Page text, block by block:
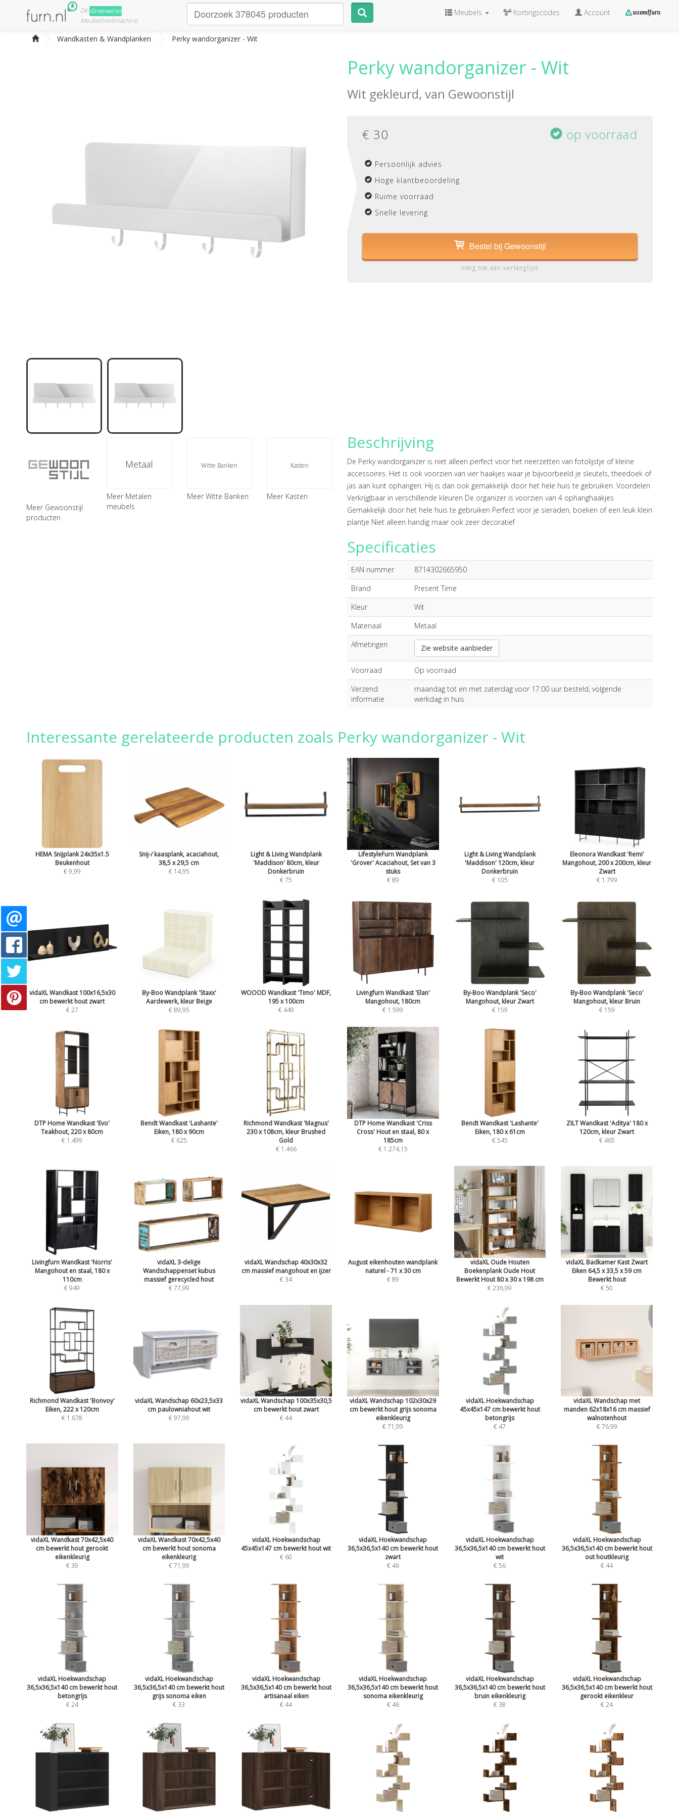
De Groene(re)
Meubelzoekmachine
Meubels Kortingscodes Account
Wandkasten & Wandplanken Perky wandorganizer - Wit
Perky wandorganizer - Wit
Wit gekleurd, van Gewoonstijl
€ 30 op voorraad
Persoonlijk advies
Hoge klantbeoordeling
Ruime voorraad
Snelle levering
Bestel bij Gewoonstijl
voeg toe aan verlanglijst
Meer Gewoonstijl
producten
Metaal
Meer Metalen
meubels
Witte Banken
Meer Witte Banken
Kasten
Meer Kasten
Beschrijving
De Perky wandorganizer is niet alleen perfect voor het neerzetten van fotolijstje of kleine
accessoires. Het is ook voorzien van vier haakjes waar je bijvoorbeeld je sleutels, theedoek of
jas aan kunt ophangen. Hij is dan ook gemakkelijk door het hele huis te gebruiken. Voordelen
Verkrijgbaar in verschillende kleuren De organizer is voorzien van 4 ophanghaakjes
Gemakkelijk door het hele huis te gebruiken Perfect voor je sieraden, boeken of een leuk klein
plantje Niet alleen handig maar ook zeer decoratief
Specificaties
EAN nummer
8714302665950
Brand
Present Time
Kleur
Wit
Materiaal
Metaal
Afmetingen
Zie website aanbieder
Voorraad
Op voorraad
Verzend
informatie
maandag tot en met zaterdag voor 17:00 uur besteld, volgende
werkdag in huis
Interessante gerelateerde producten zoals Perky wandorganizer - Wit
HEMA Snijplank 24x35x1.5
Beukenhout
€ 9,99
Snij-/ kaasplank, acaciahout,
38,5 x 29,5 cm
€ 14,95
Light & Living Wandplank
'Maddison' 80cm, kleur
Donkerbruin
€ 75
LifestyleFurn Wandplank
'Grover' Acaciahout, Set van 3
stuks
€ 89
Light & Living Wandplank
'Maddison' 120cm, kleur
Donkerbruin
€ 105
Eleonora Wandkast 'Remi'
Mangohout, 200 x 200cm, kleur
Zwart
€ 1.799
vidaXL Wandkast 100x16,5x30
cm bewerkt hout zwart
€ 27
By-Boo Wandplank 'Staxx'
Aardewerk, kleur Beige
€ 89,95
WOOOD Wandkast 'Timo' MDF,
195 x 100cm
€ 449
Livingfurn Wandkast 'Elan'
Mangohout, 180cm
€ 1.599
By-Boo Wandplank 'Seco'
Mangohout, kleur Zwart
€ 159
By-Boo Wandplank 'Seco'
Mangohout, kleur Bruin
€ 159
DTP Home Wandkast 'Evo'
Teakhout, 220 x 80cm
€ 1.499
Bendt Wandkast 'Lashante'
Eiken, 180 x 90cm
€ 625
Richmond Wandkast 'Magnus'
230 x 108cm, kleur Brushed
Gold
€ 1.466
DTP Home Wandkast 'Criss
Cross' Hout en staal, 80 x
185cm
€ 1.274,15
Bendt Wandkast 'Lashante'
Eiken, 180 x 61cm
€ 545
ZILT Wandkast 'Aditya' 180 x
120cm, kleur Zwart
€ 465
Livingfurn Wandkast 'Norris'
Mangohout en staal, 180 x
110cm
€ 949
vidaXL 3-delige
Wandschappenset kubus
massief gerecycled hout
€ 77,99
vidaXL Wandschap 40x30x32
cm massief mangohout en ijzer
€ 34
August eikenhouten wandplank
naturel - 71 x 30 cm
€ 89
vidaXL Oude Houten
Boekenplank Oude Hout
Bewerkt Hout 80 x 30 x 198 cm
€ 236,99
vidaXL Badkamer Kast Zwart
Eiken 64,5 x 33,5 x 59 cm
Bewerkt hout
€ 50
Richmond Wandkast 'Bonvoy'
Eiken, 222 x 120cm
€ 1.678
vidaXL Wandschap 60x23,5x33
cm paulowniahout wit
€ 97,99
vidaXL Wandschap 100x35x30,5
cm bewerkt hout zwart
€ 44
vidaXL Wandschap 102x30x29
cm bewerkt hout grijs sonoma
eikenkleurig
€ 71,99
vidaXL Hoekwandschap
45x45x147 cm bewerkt hout
betongrijs
€ 47
vidaXL Wandschap met
manden 62x18x16 cm massief
walnotenhout
€ 76,99
vidaXL Wandkast 70x42,5x40
cm bewerkt hout gerookt
eikenkleurig
€ 39
vidaXL Wandkast 70x42,5x40
cm bewerkt hout sonoma
eikenkleurig
€ 71,99
vidaXL Hoekwandschap
45x45x147 cm bewerkt hout wit
€ 60
vidaXL Hoekwandschap
36,5x36,5x140 cm bewerkt hout
zwart
€ 46
vidaXL Hoekwandschap
36,5x36,5x140 cm bewerkt hout
wit
€ 56
vidaXL Hoekwandschap
36,5x36,5x140 cm bewerkt hout
out houtkleurig
€ 44
vidaXL Hoekwandschap
36,5x36,5x140 cm bewerkt hout
betongrijs
€ 24
vidaXL Hoekwandschap
36,5x36,5x140 cm bewerkt hout
grijs sonoma eiken
€ 33
vidaXL Hoekwandschap
36,5x36,5x140 cm bewerkt hout
artisanaal eiken
€ 44
vidaXL Hoekwandschap
36,5x36,5x140 cm bewerkt hout
sonoma eikenkleurig
€ 46
vidaXL Hoekwandschap
36,5x36,5x140 cm bewerkt hout
bruin eikenkleurig
€ 38
vidaXL Hoekwandschap
36,5x36,5x140 cm bewerkt hout
gerookt eikenkleur
€ 24